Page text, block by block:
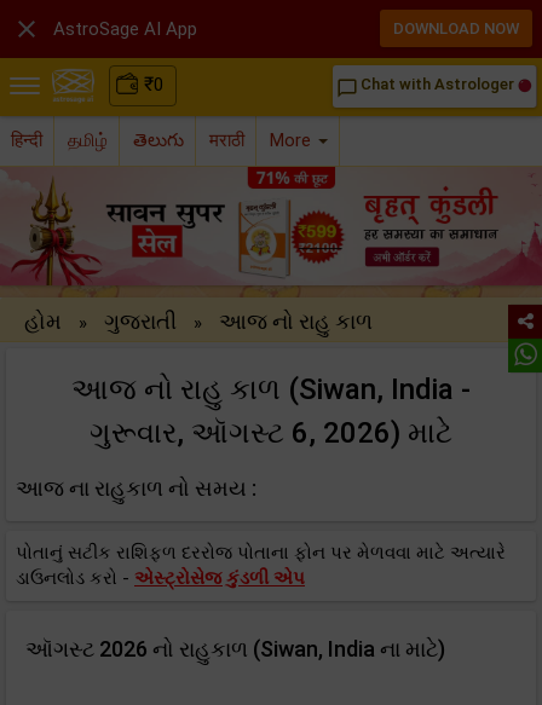
₹0 chat_bubble_outline Chat with Astrologer
हिन्दी தமிழ் తెలుగు मराठी More
હોમ » ગુજરાતી » આજ નો રાહુ કાળ
આજ નો રાહુ કાળ (Siwan, India -
ગુરૂવાર, ઑગસ્ટ 6, 2026) માટે
આજ ના રાહુકાળ નો સમય :
પોતાનું સટીક રાશિફળ દરરોજ પોતાના ફોન પર મેળવવા માટે અત્યારે
ડાઉનલોડ કરો - એસ્ટ્રોસેજ કુંડળી એપ
ઑગસ્ટ 2026 નો રાહુકાળ (Siwan, India ના માટે)
 AstroSage AI App DOWNLOAD NOW